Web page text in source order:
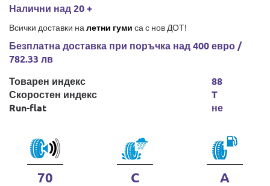
Налични над 20 +
Всички доставки на летни гуми са с нов ДОТ!
Безплатна доставка при поръчка над 400 евро /
782.33 лв
Товарен индекс
Скоростен индекс
Run-flat
88
T
не
70 C A